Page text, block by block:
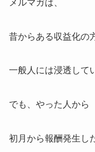
メルマガは、
昔からある収益化の
一般人には浸透して
でも、やった人から
初月から報酬発生し